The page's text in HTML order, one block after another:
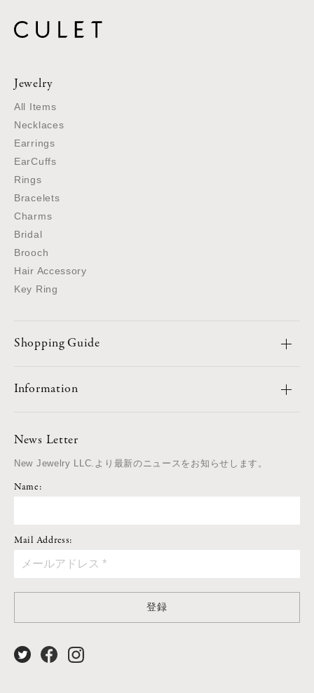
Jewelry
All Items
Necklaces
Earrings
EarCuffs
Rings
Bracelets
Charms
Bridal
Brooch
Hair Accessory
Key Ring
Shopping Guide
Information
News Letter
New Jewelry LLC.より最新のニュースをお知らせします。
Name:
Mail Address:
登録